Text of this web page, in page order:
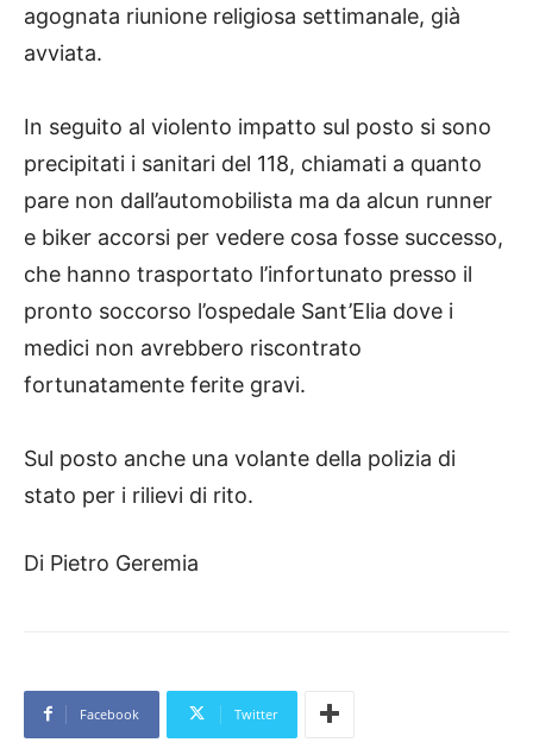
agognata riunione religiosa settimanale, già
avviata.
In seguito al violento impatto sul posto si sono
precipitati i sanitari del 118, chiamati a quanto
pare non dall’automobilista ma da alcun runner
e biker accorsi per vedere cosa fosse successo,
che hanno trasportato l’infortunato presso il
pronto soccorso l’ospedale Sant’Elia dove i
medici non avrebbero riscontrato
fortunatamente ferite gravi.
Sul posto anche una volante della polizia di
stato per i rilievi di rito.
Di Pietro Geremia
Facebook Twitter